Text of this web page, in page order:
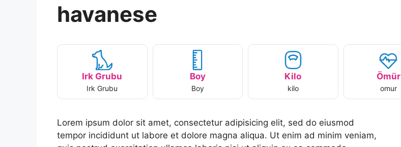
havanese
Irk Grubu
Irk Grubu
Boy
Boy
Kilo
kilo
Ömür
omur
Lorem ipsum dolor sit amet, consectetur adipisicing elit, sed do eiusmod
tempor incididunt ut labore et dolore magna aliqua. Ut enim ad minim veniam,